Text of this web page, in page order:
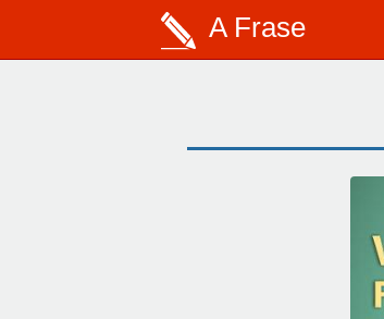
A Frase